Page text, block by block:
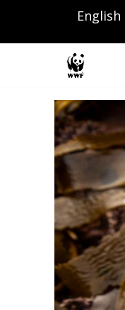
isi
English